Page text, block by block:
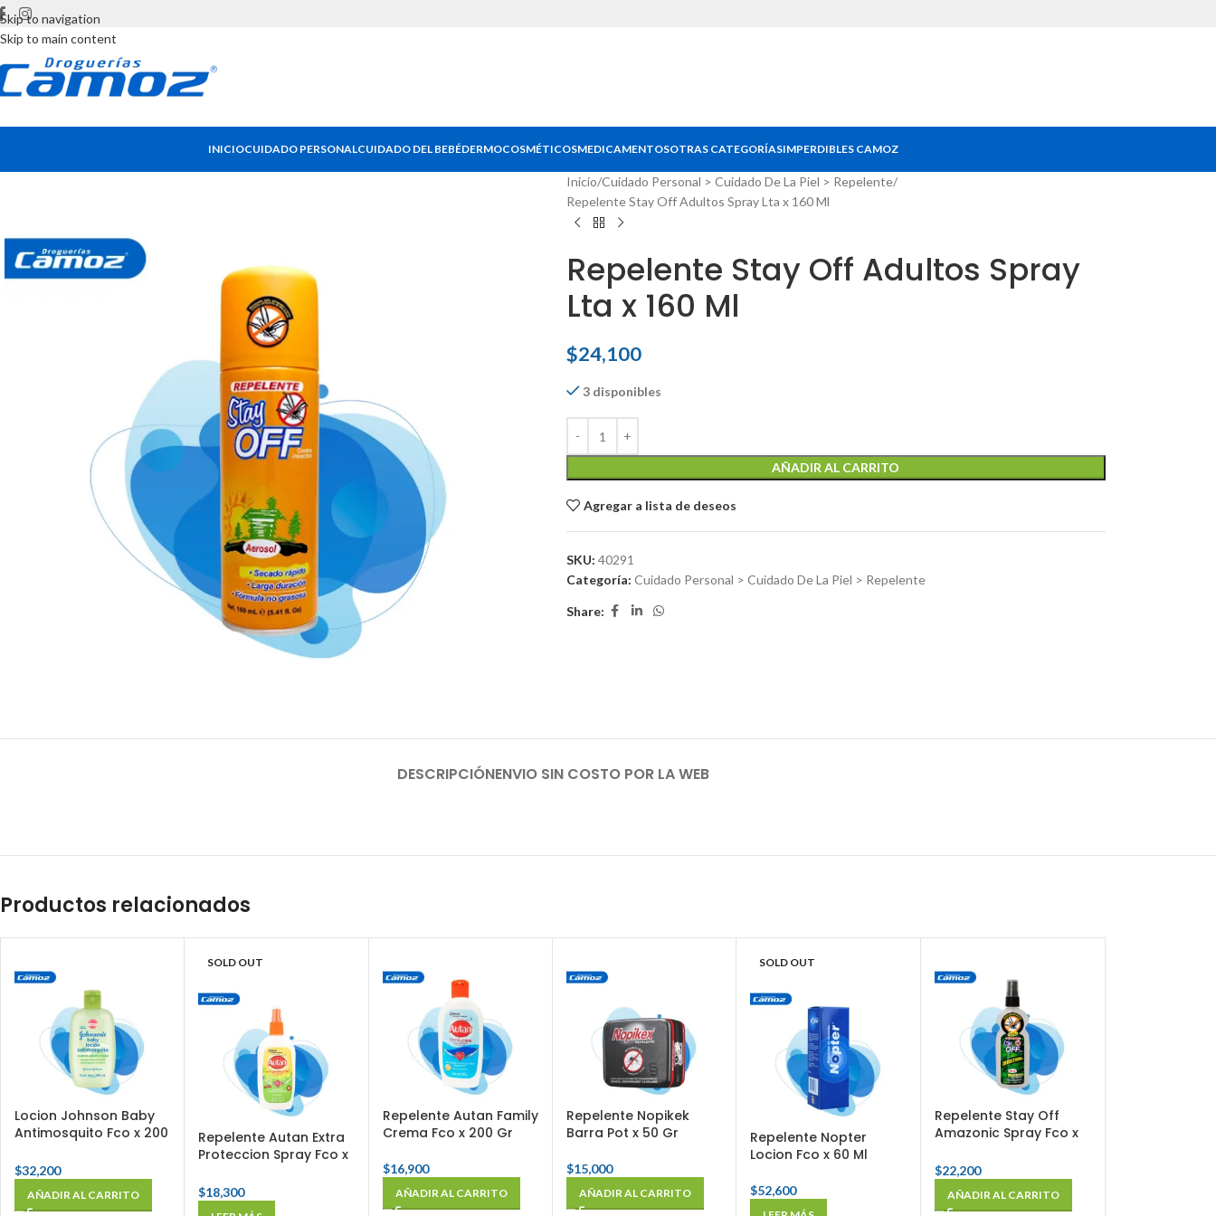
Skip to navigation
Skip to main content
INICIOCUIDADO PERSONALCUIDADO DEL BEBÉDERMOCOSMÉTICOSMEDICAMENTOSOTRAS CATEGORÍASIMPERDIBLES CAMOZ
Inicio Cuidado Personal > Cuidado De La Piel > Repelente
Repelente Stay Off Adultos Spray Lta x 160 Ml
Repelente Stay Off Adultos Spray
Lta x 160 Ml
$24,100
3 disponibles
AÑADIR AL CARRITO
Agregar a lista de deseos
SKU: 40291
Categoría: Cuidado Personal > Cuidado De La Piel > Repelente
Share:
DESCRIPCIÓNENVIO SIN COSTO POR LA WEB
Productos relacionados
Locion Johnson Baby
Antimosquito Fco x 200
$32,200
AÑADIR AL CARRITO
SOLD OUT
Repelente Autan Extra
Proteccion Spray Fco x
$18,300
Repelente Autan Family
Crema Fco x 200 Gr
$16,900
AÑADIR AL CARRITO
Repelente Nopikek
Barra Pot x 50 Gr
$15,000
AÑADIR AL CARRITO
SOLD OUT
Repelente Nopter
Locion Fco x 60 Ml
$52,600
Repelente Stay Off
Amazonic Spray Fco x
$22,200
AÑADIR AL CARRITO